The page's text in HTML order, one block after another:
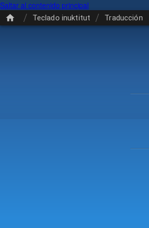
Saltar al contenido principal
/ Teclado inuktitut / Traducción